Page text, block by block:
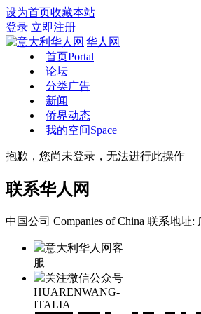
设为首页收藏本站
登录 立即注册
首页Portal
论坛
分类广告
新闻
侨界动态
我的空间Space
抱歉，您尚未登录，无法进行此操作
联系华人网
中国公司 Companies of China 联系地址:
意大利华人网客
服
关注微信公众号
HUARENWANG-
ITALIA